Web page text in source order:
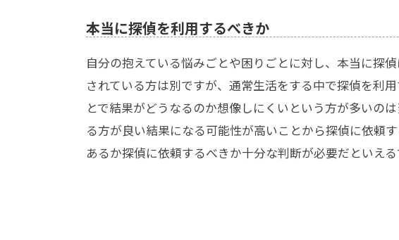
本当に探偵を利用するべきか
自分の抱えている悩みごとや困りごとに対し、本当に探
されている方は別ですが、通常生活をする中で探偵を利
とで結果がどうなるのか想像しにくいという方が多いのは
る方が良い結果になる可能性が高いことから探偵に依頼
あるか探偵に依頼するべきか十分な判断が必要だといえる